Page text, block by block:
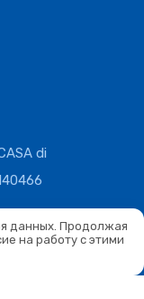
di
данных. Продолжая
на работу с этими